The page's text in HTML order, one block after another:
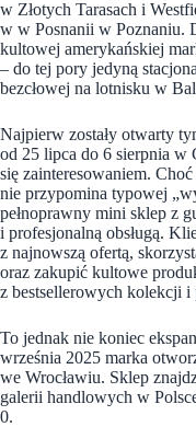
w Złotych Tarasach i
w w Posnanii w Poznaniu.
kultowej amerykańskiej
– do tej pory jedyną
bezcłowej na lotnisku w
Najpierw zostały otwarty
od 25 lipca do 6 sierpnia
się zainteresowaniem.
nie przypomina typowej
pełnoprawny mini sklep z
i profesjonalną obsługą.
z najnowszą ofertą,
oraz zakupić kultowe
z bestsellerowych kolekcji
To jednak nie koniec
września 2025 marka
we Wrocławiu. Sklep
galerii handlowych w
0.